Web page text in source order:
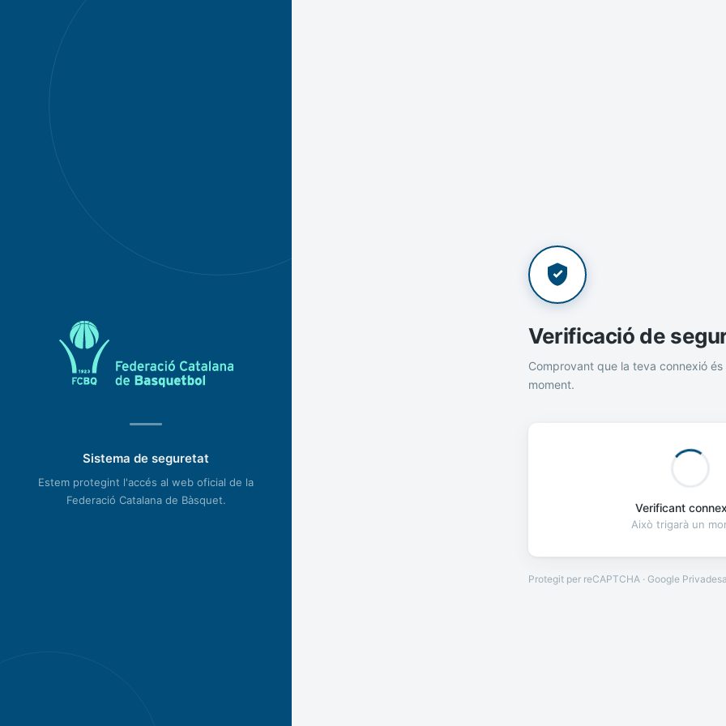
Sistema de seguretat
Estem protegint l'accés al web oficial de la
Federació Catalana de Bàsquet.
Verificació de
Comprovant que la teva connexió és
moment.
Verificant
Això trigarà un
Protegit per reCAPTCHA · Google Privadesa